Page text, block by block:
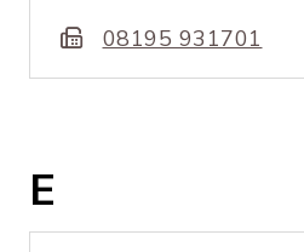
08195 931701
E